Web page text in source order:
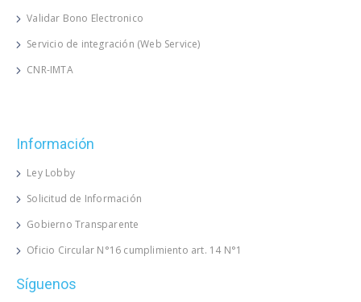
Validar Bono Electronico
Servicio de integración (Web Service)
CNR-IMTA
Información
Ley Lobby
Solicitud de Información
Gobierno Transparente
Oficio Circular N°16 cumplimiento art. 14 N°1
Síguenos